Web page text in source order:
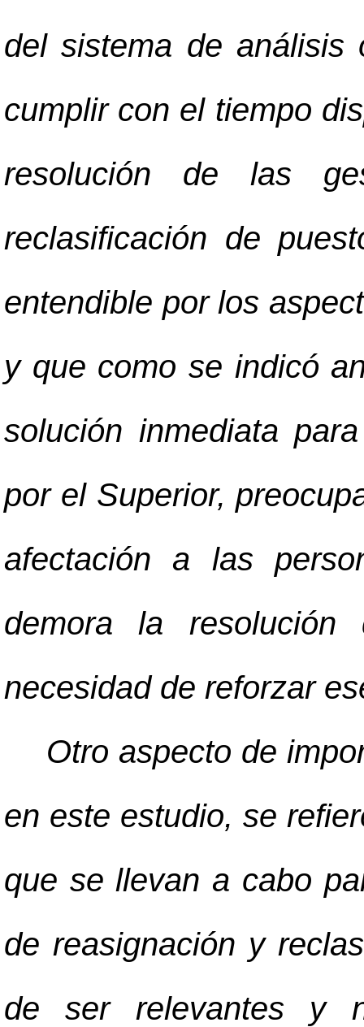
del sistema de análisis
cumplir con el tiempo
resolución de las
reclasificación de
entendible por los
y que como se indicó
solución inmediata
por el Superior,
afectación a las
demora la
necesidad de reforzar
Otro aspecto de
en este estudio, se
que se llevan a cabo
de reasignación y
de ser relevantes y